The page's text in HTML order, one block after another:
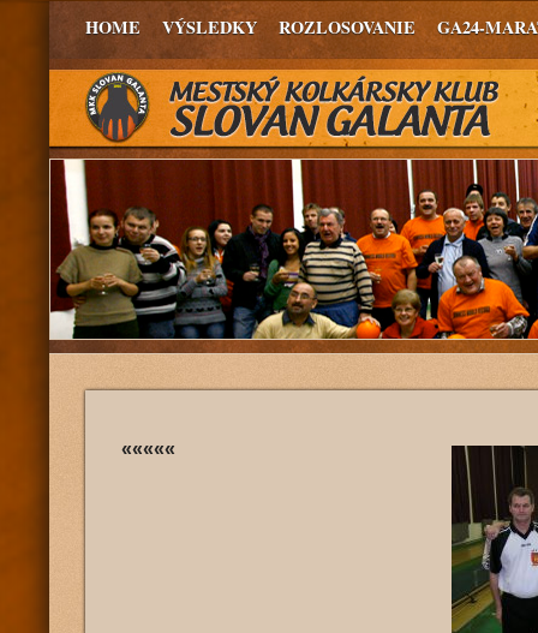
HOME VÝSLEDKY ROZLOSOVANIE GA24-
«««««